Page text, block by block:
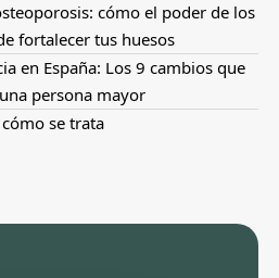
cómo el poder de los
fortalecer tus huesos
en España: Los 9 cambios que
persona mayor
se trata